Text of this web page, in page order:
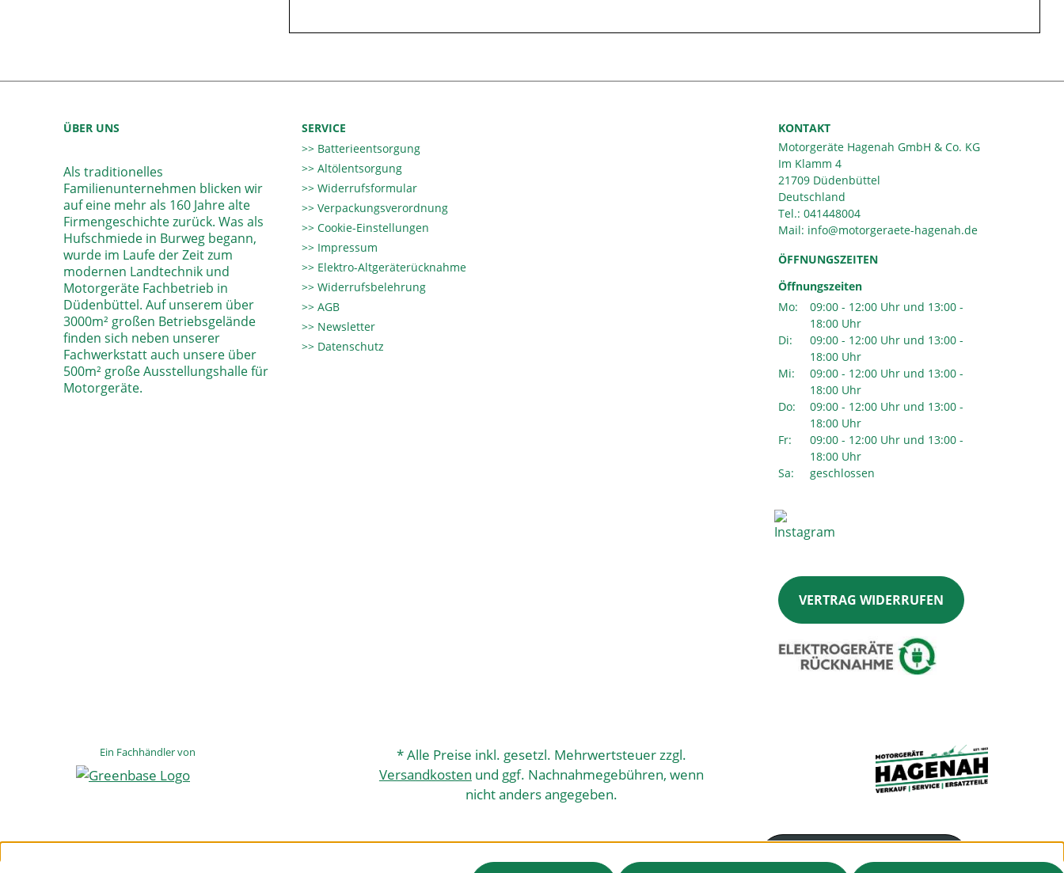
ÜBER UNS
Als traditionelles
Familienunternehmen blicken wir
auf eine mehr als 160 Jahre alte
Firmengeschichte zurück. Was als
Hufschmiede in Burweg begann,
wurde im Laufe der Zeit zum
modernen Landtechnik und
Motorgeräte Fachbetrieb in
Düdenbüttel. Auf unserem über
3000m² großen Betriebsgelände
finden sich neben unserer
Fachwerkstatt auch unsere über
500m² große Ausstellungshalle für
Motorgeräte.
SERVICE
Batterieentsorgung
Altölentsorgung
Widerrufsformular
Verpackungsverordnung
Cookie-Einstellungen
Impressum
Elektro-Altgeräterücknahme
Widerrufsbelehrung
AGB
Newsletter
Datenschutz
KONTAKT
Motorgeräte Hagenah GmbH & Co. KG
Im Klamm 4
21709 Düdenbüttel
Deutschland
Tel.: 041448004
Mail:
ÖFFNUNGSZEITEN
Öffnungszeiten
Mo:
09:00 - 12:00 Uhr und 13:00 -
18:00 Uhr
Di:
09:00 - 12:00 Uhr und 13:00 -
18:00 Uhr
Mi:
09:00 - 12:00 Uhr und 13:00 -
18:00 Uhr
Do:
09:00 - 12:00 Uhr und 13:00 -
18:00 Uhr
Fr:
09:00 - 12:00 Uhr und 13:00 -
18:00 Uhr
Sa:
geschlossen
VERTRAG WIDERRUFEN
Ein Fachhändler von
* Alle Preise inkl. gesetzl. Mehrwertsteuer zzgl.
Versandkosten und ggf. Nachnahmegebühren, wenn
nicht anders angegeben.